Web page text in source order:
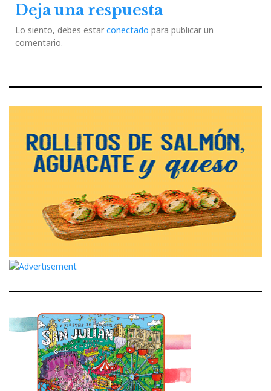
Deja una respuesta
Lo siento, debes estar conectado para publicar un
comentario.